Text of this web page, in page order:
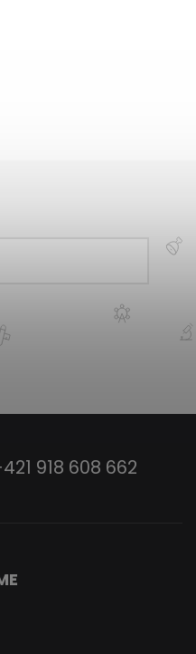
918 608 662